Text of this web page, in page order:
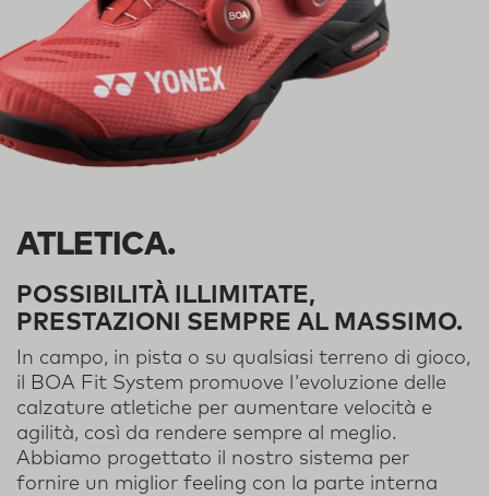
ATLETICA.
POSSIBILITÀ ILLIMITATE,
PRESTAZIONI SEMPRE AL MASSIMO.
In campo, in pista o su qualsiasi terreno di gioco,
il BOA Fit System promuove l'evoluzione delle
calzature atletiche per aumentare velocità e
agilità, così da rendere sempre al meglio.
Abbiamo progettato il nostro sistema per
fornire un miglior feeling con la parte interna